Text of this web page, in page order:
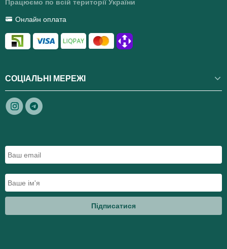
Працюємо по всій території України
Онлайн оплата
СОЦІАЛЬНІ МЕРЕЖІ
Підписатися